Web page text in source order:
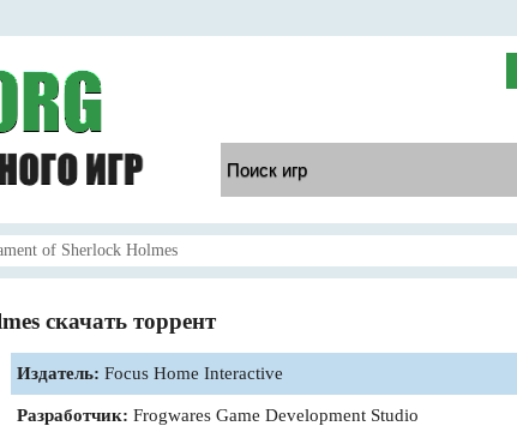
of Sherlock Holmes
скачать торрент
Издатель: Focus Home Interactive
Разработчик: Frogwares Game Development Studio